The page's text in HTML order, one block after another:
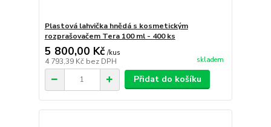
Plastová lahvička hnědá s kosmetickým
rozprašovačem Tera 100 ml - 400 ks
5 800,00 Kč /kus
4 793,39 Kč bez DPH skladem
Přidat do košíku